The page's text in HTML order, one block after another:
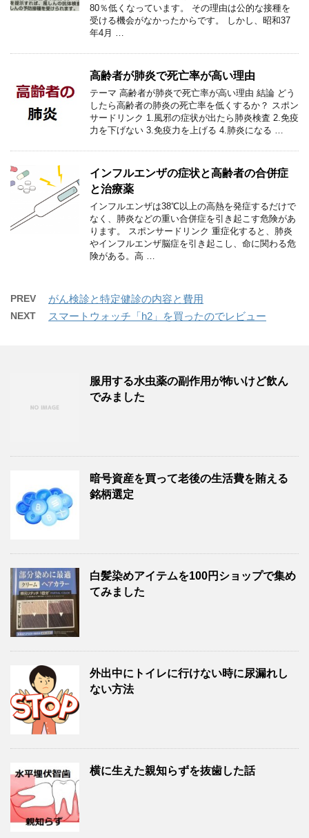
80％低くなっています。 その理由は公的な接種を
受ける機会がなかったからです。 しかし、昭和37
年4月 …
高齢者が肺炎で死亡率が高い理由
テーマ 高齢者が肺炎で死亡率が高い理由 結論 どう
したら高齢者の肺炎の死亡率を低くするか？ スポン
サードリンク 1.風邪の症状が出たら肺炎検査 2.免疫
力を下げない 3.免疫力を上げる 4.肺炎になる …
インフルエンザの症状と高齢者の合併症
と治療薬
インフルエンザは38℃以上の高熱を発症するだけで
なく、肺炎などの重い合併症を引き起こす危険があ
ります。 スポンサードリンク 重症化すると、肺炎
やインフルエンザ脳症を引き起こし、命に関わる危
険がある。高 …
PREV がん検診と特定健診の内容と費用
NEXT スマートウォッチ「h2」を買ったのでレビュー
服用する水虫薬の副作用が怖いけど飲ん
でみました
暗号資産を買って老後の生活費を賄える
銘柄選定
白髪染めアイテムを100円ショップで集め
てみました
外出中にトイレに行けない時に尿漏れし
ない方法
横に生えた親知らずを抜歯した話